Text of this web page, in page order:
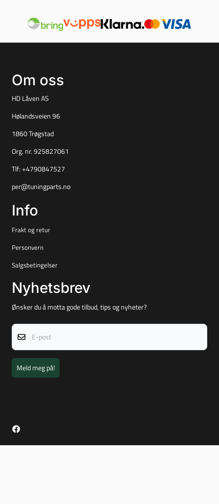
Om oss
HD Låven AS
Hølandsveien 96
1860 Trøgstad
Org. nr. 925827061
Tlf: +4790847527
per@tuningparts.no
Info
Frakt og retur
Personvern
Salgsbetingelser
Nyhetsbrev
Ønsker du å motta gode tilbud, tips og nyheter?
E-post
Meld meg på!